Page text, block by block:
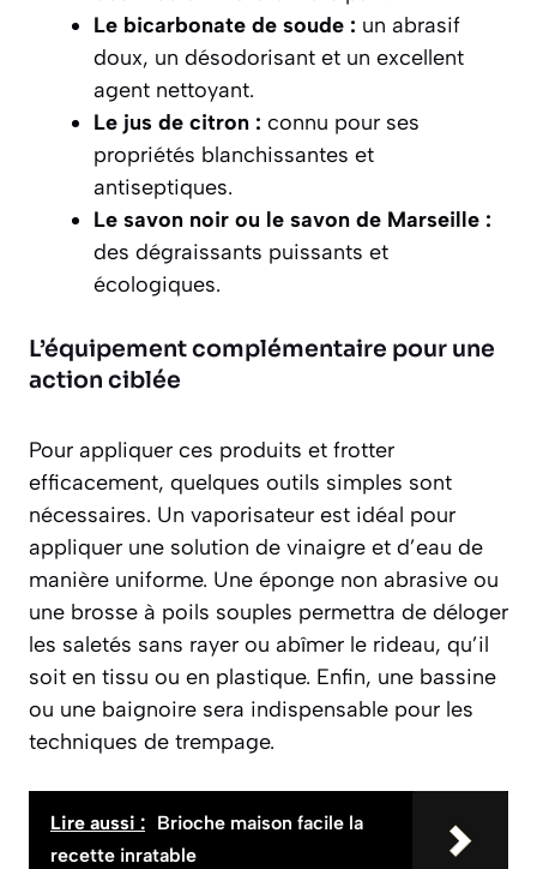
Le bicarbonate de soude : un abrasif
doux, un désodorisant et un excellent
agent nettoyant.
Le jus de citron : connu pour ses
propriétés blanchissantes et
antiseptiques.
Le savon noir ou le savon de Marseille :
des dégraissants puissants et
écologiques.
L’équipement complémentaire pour une
action ciblée
Pour appliquer ces produits et frotter
efficacement, quelques outils simples sont
nécessaires. Un vaporisateur est idéal pour
appliquer une solution de vinaigre et d’eau de
manière uniforme. Une éponge non abrasive ou
une brosse à poils souples permettra de déloger
les saletés sans rayer ou abîmer le rideau, qu’il
soit en tissu ou en plastique. Enfin, une bassine
ou une baignoire sera indispensable pour les
techniques de trempage.
Lire aussi : Brioche maison facile la
recette inratable